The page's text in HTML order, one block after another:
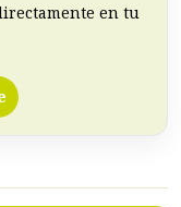
en tu